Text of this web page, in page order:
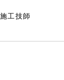
工技師